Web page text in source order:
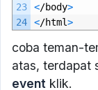
23
24
</body>
</html>
coba teman-
atas, terdapat
event klik.